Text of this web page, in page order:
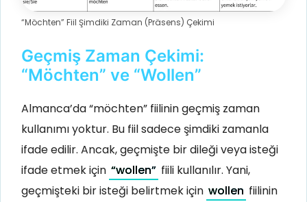
“Möchten” Fiil Şimdiki Zaman (Präsens) Çekimi
Geçmiş Zaman Çekimi:
“Möchten” ve “Wollen”
Almanca’da “möchten” fiilinin geçmiş zaman
kullanımı yoktur. Bu fiil sadece şimdiki zamanla
ifade edilir. Ancak, geçmişte bir dileği veya isteği
ifade etmek için “wollen” fiili kullanılır. Yani,
geçmişteki bir isteği belirtmek için wollen fiilinin